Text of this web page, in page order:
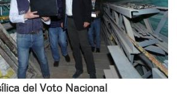
del Voto Nacional